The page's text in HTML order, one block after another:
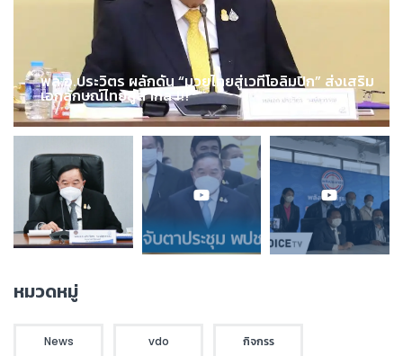
พล.อ.ประวิตร ผลักดัน “มวยไทยสู่เวทีโอลิมปิก” ส่งเสริม
เอกลักษณ์ไทยสู่สากล !!!
หมวดหมู่
News vdo กิจกรร